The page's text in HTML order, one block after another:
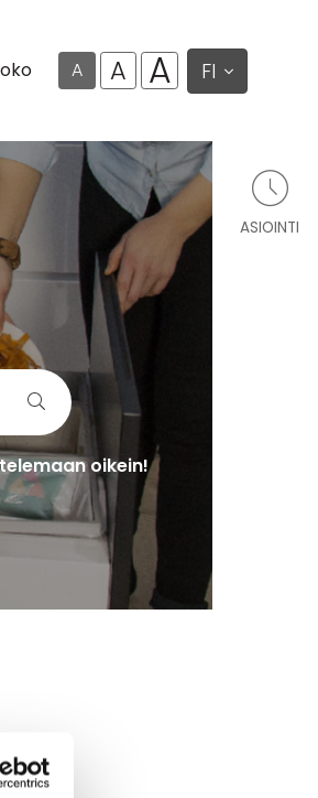
A A A FI
oikein!
ASIOINTI